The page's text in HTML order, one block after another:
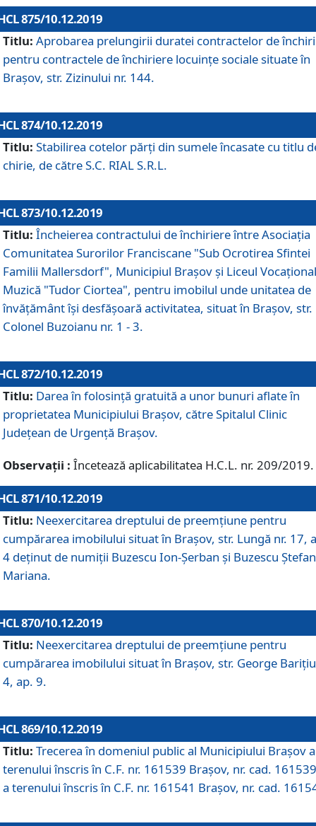
875/10.12.2019
Titlu: Aprobarea prelungirii duratei contractelor de
pentru contractele de închiriere locuinţe sociale situate în
Braşov, str. Zizinului nr. 144.
874/10.12.2019
Titlu: Stabilirea cotelor părți din sumele încasate cu titlu
chirie, de către S.C. RIAL S.R.L.
873/10.12.2019
Titlu: Încheierea contractului de închiriere între Asociația
Comunitatea Surorilor Franciscane "Sub Ocrotirea Sfintei
Familii Mallersdorf", Municipiul Braşov şi Liceul
Muzică "Tudor Ciortea", pentru imobilul unde unitatea de
învățământ îşi desfăşoară activitatea, situat în Braşov, str.
Colonel Buzoianu nr. 1 - 3.
872/10.12.2019
Titlu: Darea în folosinţă gratuită a unor bunuri aflate în
proprietatea Municipiului Braşov, către Spitalul Clinic
Judeţean de Urgenţă Braşov.
Observații : Încetează aplicabilitatea H.C.L. nr. 209/2019.
871/10.12.2019
Titlu: Neexercitarea dreptului de preemţiune pentru
cumpărarea imobilului situat în Braşov, str. Lungă nr. 17,
4 deţinut de numiţii Buzescu Ion-Şerban și Buzescu
Mariana.
870/10.12.2019
Titlu: Neexercitarea dreptului de preemţiune pentru
cumpărarea imobilului situat în Braşov, str. George
4, ap. 9.
869/10.12.2019
Titlu: Trecerea în domeniul public al Municipiului Braşov a
terenului înscris în C.F. nr. 161539 Brașov, nr. cad.
a terenului înscris în C.F. nr. 161541 Brașov, nr. cad.